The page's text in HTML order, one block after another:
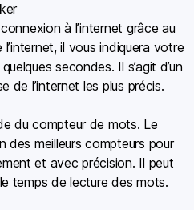
à l’internet grâce au
il vous indiquera votre
secondes. Il s’agit d’un
de l’internet les plus précis.
du compteur de mots. Le
des meilleurs compteurs pour
et avec précision. Il peut
temps de lecture des mots.